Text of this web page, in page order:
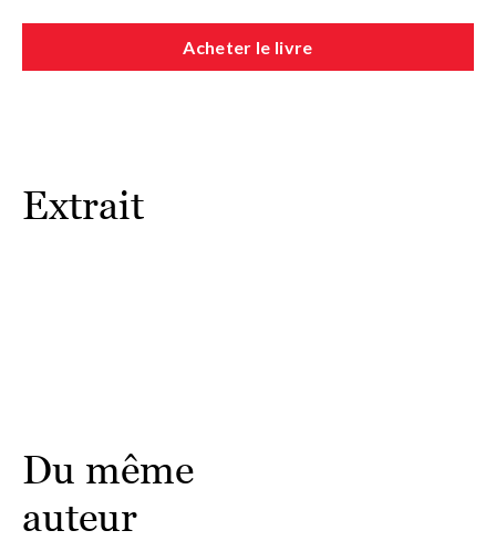
Olivier Raurich a publié en 2014
La Voie du bouddhisme
des jours chez Albin Michel.
Acheter le livre
Extrait
Du même
auteur